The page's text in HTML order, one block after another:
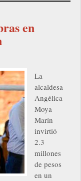
en
La
alcaldesa
Angélica
Moya
Marín
invirtió
2.3
millones
de pesos
en un